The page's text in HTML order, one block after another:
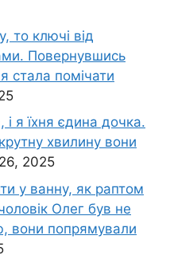
то ключі від
Повернувшись
стала помічати
я їхня єдина дочка.
хвилину вони
2025
у ванну, як раптом
Олег був не
вони попрямували